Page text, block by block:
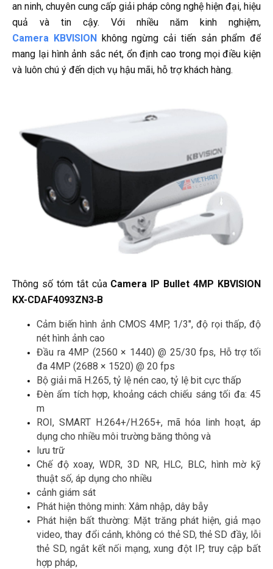
an ninh, chuyên cung cấp giải pháp công nghệ hiện đại, hiệu
quả và tin cậy. Với nhiều năm kinh nghiệm,
Camera KBVISION
không ngừng cải tiến sản phẩm để
mang lại hình ảnh sắc nét, ổn định cao trong mọi điều kiện
và luôn chú ý đến dịch vụ hậu mãi, hỗ trợ khách hàng.
Thông số tóm tắt của Camera IP Bullet 4MP KBVISION
KX-CDAF4093ZN3‑B
Cảm biến hình ảnh CMOS 4MP, 1/3", độ rọi thấp, độ
nét hình ảnh cao
Đầu ra 4MP (2560 × 1440) @ 25/30 fps, Hỗ trợ tối
đa 4MP (2688 × 1520) @ 20 fps
Bộ giải mã H.265, tỷ lệ nén cao, tỷ lệ bit cực thấp
Đèn ấm tích hợp, khoảng cách chiếu sáng tối đa: 45
m
ROI, SMART H.264+/H.265+, mã hóa linh hoạt, áp
dụng cho nhiều môi trường băng thông và
lưu trữ
Chế độ xoay, WDR, 3D NR, HLC, BLC, hình mờ kỹ
thuật số, áp dụng cho nhiều
cảnh giám sát
Phát hiện thông minh: Xâm nhập, dây bẫy
Phát hiện bất thường: Mặt trăng phát hiện, giả mạo
video, thay đổi cảnh, không có thẻ SD, thẻ SD đầy, lỗi
thẻ SD, ngắt kết nối mạng, xung đột IP, truy cập bất
hợp pháp,